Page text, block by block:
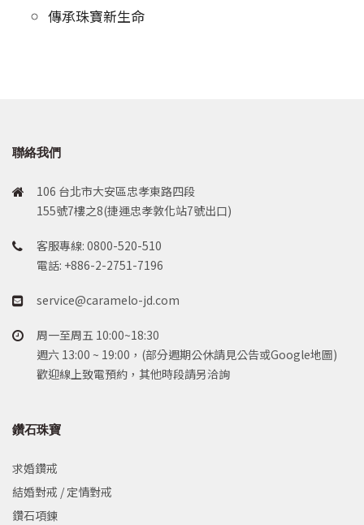
傳承珠寶新生命
聯絡我們
106 台北市大安區忠孝東路四段
155號7樓之8(捷運忠孝敦化站7號出口)
客服專線: 0800-520-510
電話: +886-2-2751-7196
service@caramelo-jd.com
周一至周五 10:00~18:30
週六 13:00 ~ 19:00，(部分週期公休請見公告或Google地圖)
歡迎線上致電預約，其他時段請另洽詢
鑽石珠寶
求婚鑽戒
結婚對戒 / 定情對戒
鑽石項鍊